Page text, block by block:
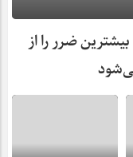
ضرر را از